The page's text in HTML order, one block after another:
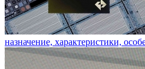
назначение, характеристики,